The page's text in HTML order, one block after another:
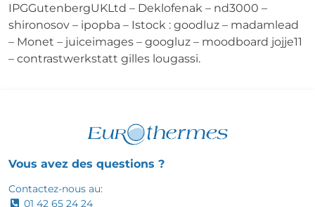
IPGGutenbergUKLtd – Deklofenak – nd3000 –
shironosov – ipopba – Istock : goodluz – madamlead
– Monet – juiceimages – googluz – moodboard jojje11
– contrastwerkstatt gilles lougassi.
Vous avez des questions ?
Contactez-nous au:
01 42 65 24 24